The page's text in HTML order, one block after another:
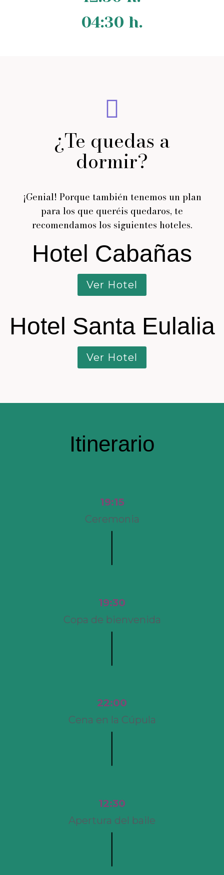
04:30 h.
¿Te quedas a
dormir?
¡Genial! Porque también tenemos un plan
para los que queréis quedaros, te
recomendamos los siguientes hoteles.
Hotel Cabañas
Ver Hotel
Hotel Santa Eulalia
Ver Hotel
Itinerario
19:15
Ceremonia
19:30
Copa de bienvenida
22:00
Cena en la Cúpula
12:30
Apertura del baile